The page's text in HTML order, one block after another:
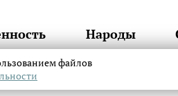
Народы
файлов